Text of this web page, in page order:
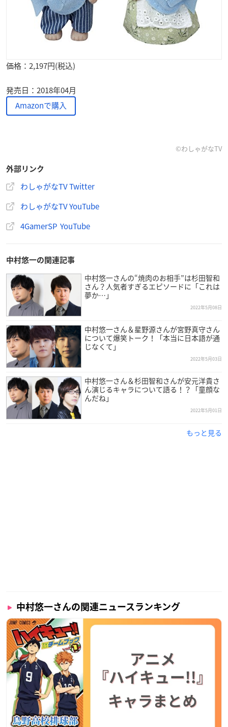
価格：2,197円(税込)
発売日：2018年04月
Amazonで購入
©わしゃがなTV
外部リンク
わしゃがなTV Twitter
わしゃがなTV YouTube
4GamerSP YouTube
中村悠一の関連記事
中村悠一さんの“焼肉のお相手”は杉田智和
さん？人気者すぎるエピソードに「これは
夢か…」
2022年5月08日
中村悠一さん＆星野源さんが宮野真守さん
について爆笑トーク！「本当に日本語が通
じなくて」
2022年5月03日
中村悠一さん＆杉田智和さんが安元洋貴さ
ん演じるキャラについて語る！？「童顔な
んだね」
2022年5月01日
もっと見る
中村悠一さんの関連ニュースランキング